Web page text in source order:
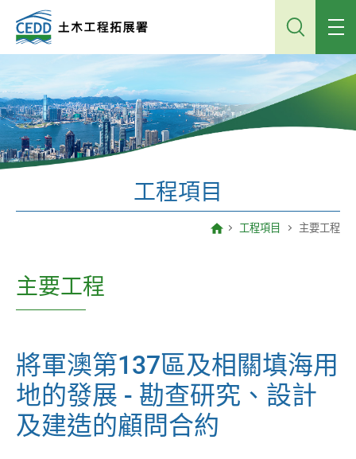
容
工程項目
工程項目 主要工程
主要工程
將軍澳第137區及相關填海用
地的發展 - 勘查研究、設計
及建造的顧問合約